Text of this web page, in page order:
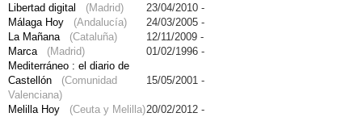
Libertad digital (Madrid)
23/04/2010 -
Málaga Hoy (Andalucía)
24/03/2005 -
La Mañana (Cataluña)
12/11/2009 -
Marca (Madrid)
01/02/1996 -
Mediterráneo : el diario de
Castellón (Comunidad
Valenciana)
15/05/2001 -
Melilla Hoy (Ceuta y Melilla)20/02/2012 -